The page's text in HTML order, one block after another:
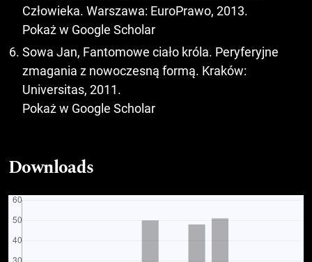
Człowieka. Warszawa: EuroPrawo, 2013.
Pokaż w Google Scholar
Sowa Jan, Fantomowe ciało króla. Peryferyjne
zmagania z nowoczesną formą. Kraków:
Universitas, 2011.
Pokaż w Google Scholar
Downloads